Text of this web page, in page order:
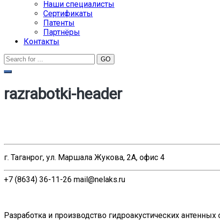
Наши специалисты
Сертификаты
Патенты
Партнёры
Контакты
razrabotki-header
г. Таганрог, ул. Маршала Жукова, 2А, офис 4
+7 (8634) 36-11-26 mail@nelaks.ru
Разработка и производство гидроакустических